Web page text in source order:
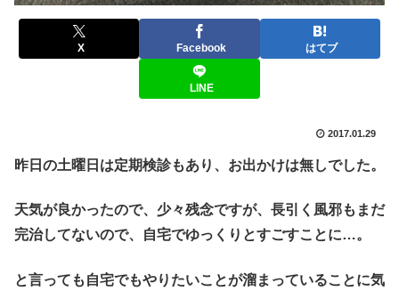
X Facebook はてブ
LINE
2017.01.29
昨日の土曜日は定期検診もあり、お出かけは無しでした。
天気が良かったので、少々残念ですが、長引く風邪もまだ
完治してないので、自宅でゆっくりとすごすことに…。
と言っても自宅でもやりたいことが溜まっていることに気